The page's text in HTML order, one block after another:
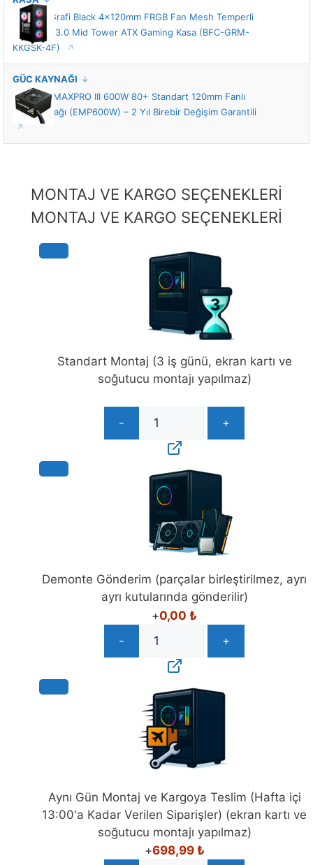
BitFenix Grafi Black 4x120mm FRGB Fan Mesh Temperli
Cam USB 3.0 Mid Tower ATX Gaming Kasa (BFC-GRM-
KKGSK-4F)
GÜÇ KAYNAĞI
Enermax MAXPRO III 600W 80+ Standart 120mm Fanlı
Güç Kaynağı (EMP600W) – 2 Yıl Birebir Değişim Garantili
MONTAJ VE KARGO SEÇENEKLERİ
MONTAJ VE KARGO SEÇENEKLERİ
Standart Montaj (3 iş günü, ekran kartı ve
soğutucu montajı yapılmaz)
- +
Demonte Gönderim (parçalar birleştirilmez, ayrı
ayrı kutularında gönderilir)
+0,00 ₺
-
+
Aynı Gün Montaj ve Kargoya Teslim (Hafta içi
13:00'a Kadar Verilen Siparişler) (ekran kartı ve
soğutucu montajı yapılmaz)
+698,99 ₺